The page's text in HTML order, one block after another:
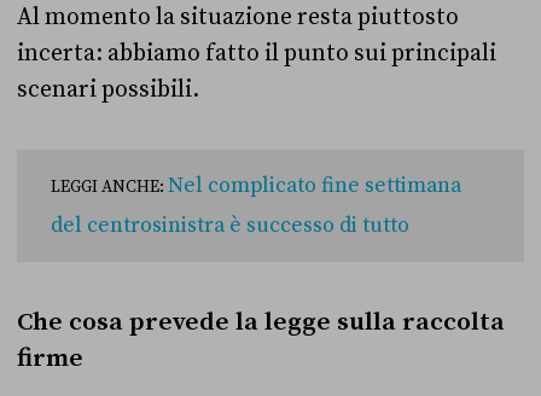
Al momento la situazione resta piuttosto
incerta: abbiamo fatto il punto sui principali
scenari possibili.
LEGGI ANCHE: Nel complicato fine settimana
del centrosinistra è successo di tutto
Che cosa prevede la legge sulla raccolta
firme